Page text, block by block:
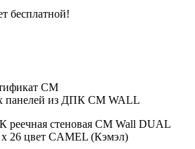
бесплатной!
CM
панелей из ДПК CM WALL
реечная стеновая CM Wall DUAL
х 26 цвет CAMEL (Кэмэл)